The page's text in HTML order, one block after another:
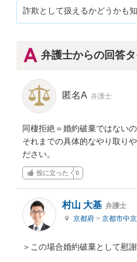
詐欺として扱えるかどうかも
弁護士からの回答
匿名A 弁護士
同棲拒絶＝婚約破棄ではない
それまでの具体的なやり取り
ださい。
役に立った 0
村山 大基 弁護士
京都府 > 京都市中
＞この場合婚約破棄として慰